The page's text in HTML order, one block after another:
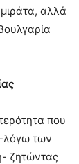
αλλά
που
-λόγω των
ζητώντας